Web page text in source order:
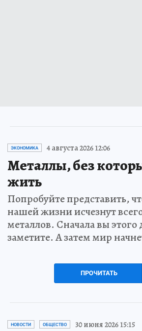
ЭКОНОМИКА 4 августа 2026 12:06
Металлы, без
жить
Попробуйте представить,
нашей жизни исчезнут
металлов. Сначала вы этого
заметите. А затем мир
ПРОЧИТАТЬ
НОВОСТИ ОБЩЕСТВО 30 июня 2026 15:15